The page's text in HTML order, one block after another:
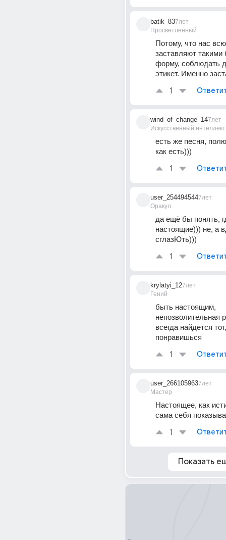
batik_83
Просветленный
7лет
Потому, что нас
заставляют
форму, соблюдать
этикет. Именно
1
wind_of_change_14
Искусственный интеллект
7лет
есть же песня,
как есть)))
1
user_254494544
Оракул
7лет
да ещё бы понять,
настоящие))) не, а
сглазЮть)))
1
krylatyi_12
Гений
7лет
быть настоящим,
непозволительная
всегда найдется
понравишься
1
user_266105963
Мастер
7лет
Настоящее, как
сама себя
1
Показать